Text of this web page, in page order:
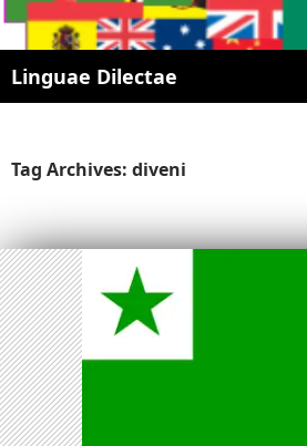
Linguae Dilectae
SKIP
Tag Archives: diveni